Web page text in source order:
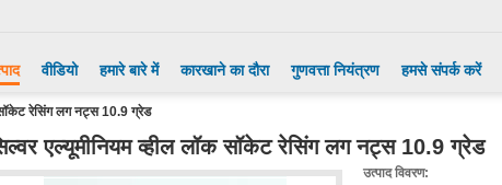
वीडियो हमारे बारे में कारखाने का दौरा गुणवत्ता नियंत्रण हमसे संपर्क करें
सॉकेट रेसिंग लग नट्स 10.9 ग्रेड
एल्यूमीनियम व्हील लॉक सॉकेट रेसिंग लग नट्स 10.9 ग्रेड
उत्पाद विवरण: